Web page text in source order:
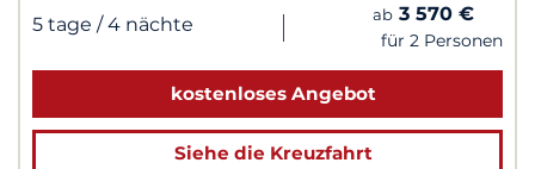
5 tage / 4 nächte | ab 3 570 €
für 2 Personen
kostenloses Angebot
Siehe die Kreuzfahrt